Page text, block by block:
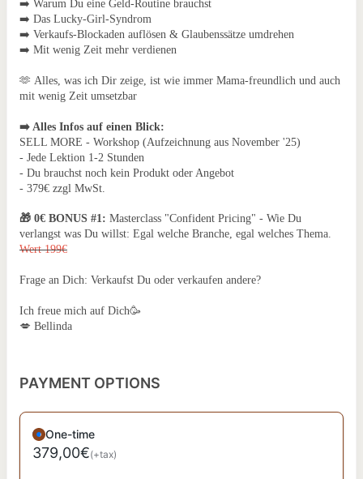
➡️ Warum Du eine Geld-Routine brauchst
➡️ Das Lucky-Girl-Syndrom
➡️ Verkaufs-Blockaden auflösen & Glaubenssätze umdrehen
➡️ Mit wenig Zeit mehr verdienen
🫶 Alles, was ich Dir zeige, ist wie immer Mama-freundlich und auch
mit wenig Zeit umsetzbar
➡️ Alles Infos auf einen Blick:
SELL MORE - Workshop (Aufzeichnung aus November '25)
- Jede Lektion 1-2 Stunden
- Du brauchst noch kein Produkt oder Angebot
- 379€ zzgl MwSt.
🎁 0€ BONUS #1: Masterclass "Confident Pricing" - Wie Du
verlangst was Du willst: Egal welche Branche, egal welches Thema.
Wert 199€
Frage an Dich: Verkaufst Du oder verkaufen andere?
Ich freue mich auf Dich🥳
💋 Bellinda
PAYMENT OPTIONS
One-time
379,00€(+tax)